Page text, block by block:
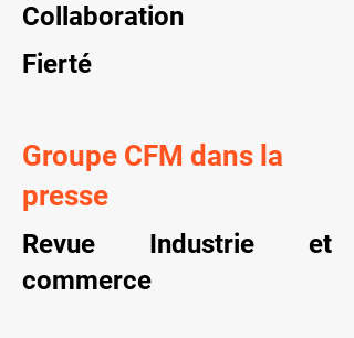
Collaboration
Fierté
Groupe CFM dans la
presse
Revue Industrie et
commerce